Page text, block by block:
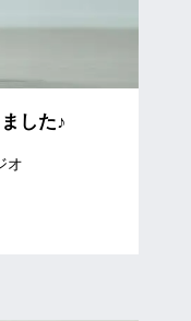
した♪
オ